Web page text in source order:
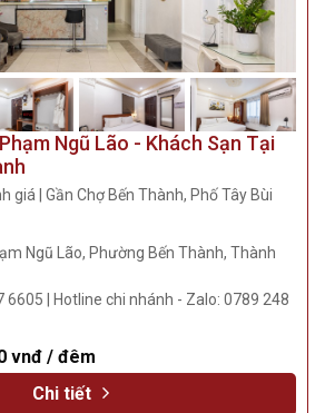
Ngũ Lão - Khách Sạn Tại
giá | Gần Chợ Bến Thành, Phố Tây Bùi
Ngũ Lão, Phường Bến Thành, Thành
6605 | Hotline chi nhánh - Zalo: 0789 248
vnđ / đêm
Chi tiết